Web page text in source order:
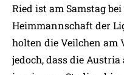
Ried ist am Samstag
Heimmannschaft der
holten die Veilchen
jedoch, dass die